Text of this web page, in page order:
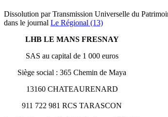
Dissolution par Transmission Universelle du
dans le journal Le Régional (13)
LHB LE MANS FRESNAY
SAS au capital de 1 000 euros
Siège social : 365 Chemin de Maya
13160 CHATEAURENARD
911 722 981 RCS TARASCON